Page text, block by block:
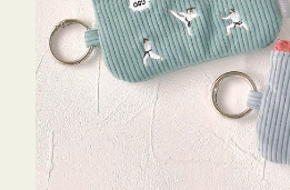
キ
ー
リ
ン
グ
付
き